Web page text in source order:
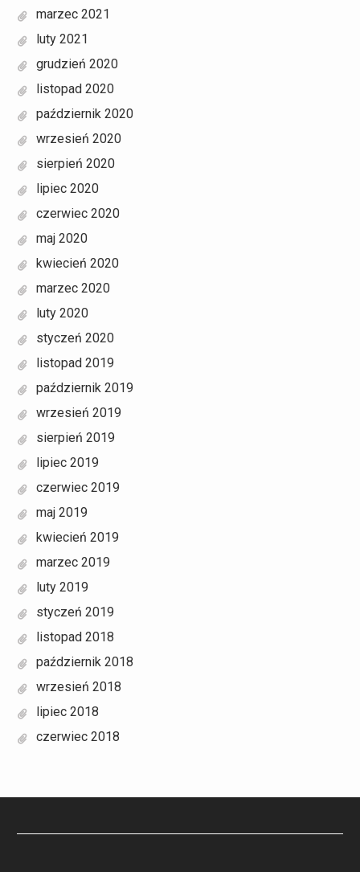
marzec 2021
luty 2021
grudzień 2020
listopad 2020
październik 2020
wrzesień 2020
sierpień 2020
lipiec 2020
czerwiec 2020
maj 2020
kwiecień 2020
marzec 2020
luty 2020
styczeń 2020
listopad 2019
październik 2019
wrzesień 2019
sierpień 2019
lipiec 2019
czerwiec 2019
maj 2019
kwiecień 2019
marzec 2019
luty 2019
styczeń 2019
listopad 2018
październik 2018
wrzesień 2018
lipiec 2018
czerwiec 2018